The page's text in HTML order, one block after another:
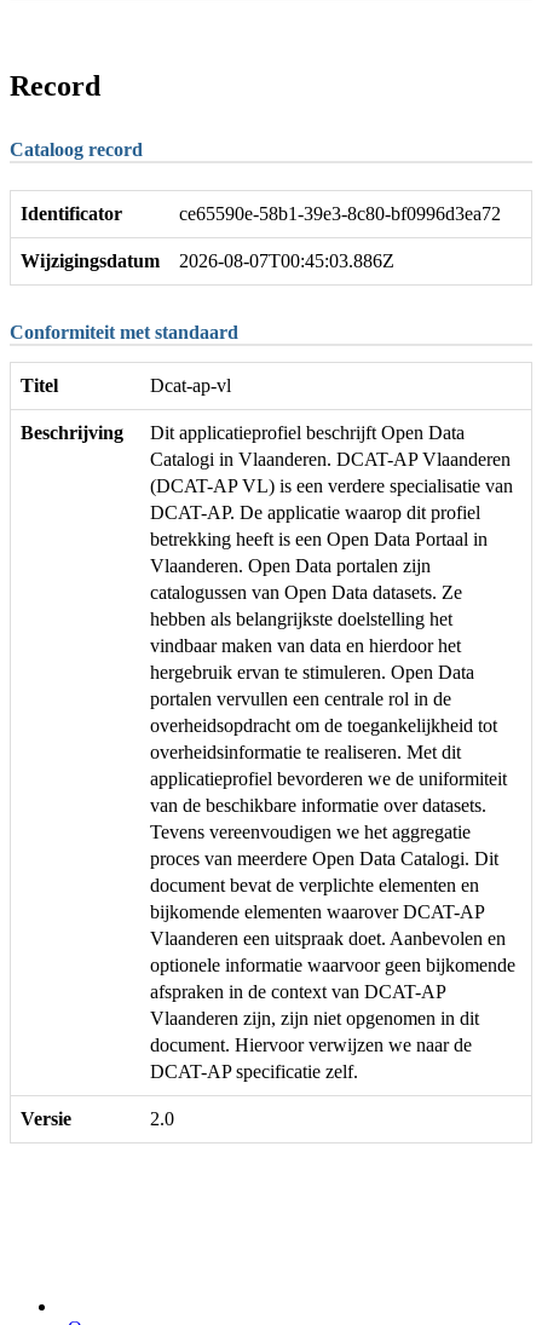
Record
Cataloog record
Identificator ce65590e-58b1-39e3-8c80-bf0996d3ea72
Wijzigingsdatum 2026-08-07T00:45:03.886Z
Conformiteit met standaard
Titel Dcat-ap-vl
Beschrijving
Dit applicatieprofiel beschrijft Open Data
Catalogi in Vlaanderen. DCAT-AP Vlaanderen
(DCAT-AP VL) is een verdere specialisatie van
DCAT-AP. De applicatie waarop dit profiel
betrekking heeft is een Open Data Portaal in
Vlaanderen. Open Data portalen zijn
catalogussen van Open Data datasets. Ze
hebben als belangrijkste doelstelling het
vindbaar maken van data en hierdoor het
hergebruik ervan te stimuleren. Open Data
portalen vervullen een centrale rol in de
overheidsopdracht om de toegankelijkheid tot
overheidsinformatie te realiseren. Met dit
applicatieprofiel bevorderen we de uniformiteit
van de beschikbare informatie over datasets.
Tevens vereenvoudigen we het aggregatie
proces van meerdere Open Data Catalogi. Dit
document bevat de verplichte elementen en
bijkomende elementen waarover DCAT-AP
Vlaanderen een uitspraak doet. Aanbevolen en
optionele informatie waarvoor geen bijkomende
afspraken in de context van DCAT-AP
Vlaanderen zijn, zijn niet opgenomen in dit
document. Hiervoor verwijzen we naar de
DCAT-AP specificatie zelf.
Versie 2.0